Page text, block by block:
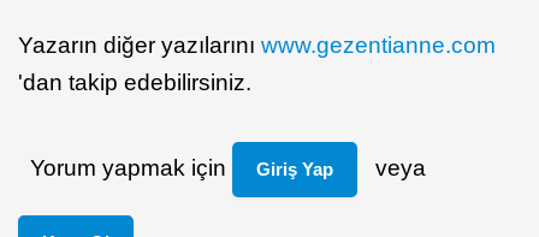
Yazarın diğer yazılarını www.gezentianne.com
'dan takip edebilirsiniz.
Yorum yapmak için Giriş Yap veya